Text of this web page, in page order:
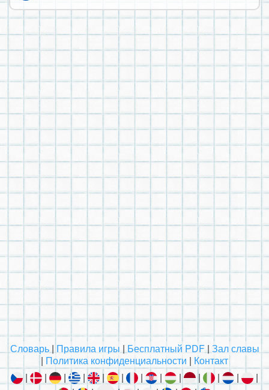
Словарь| Правила игры | Бесплатный PDF| Зал славы
| Политика конфиденциальности | Контакт
|
| | | | | | | | | | |
|